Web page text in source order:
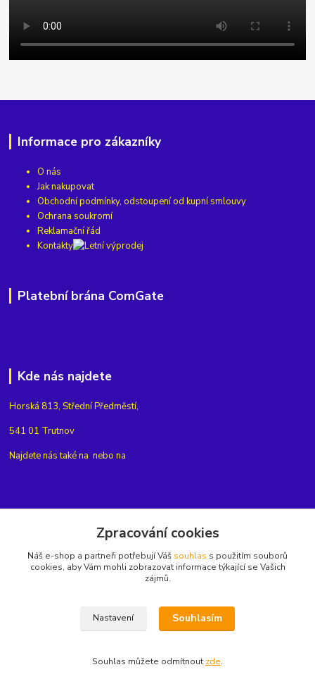
Informace pro zákazníky
O nás
Jak nakupovat
Obchodní podmínky, odstoupení od kupní smlouvy
Ochrana soukromí
Reklamační řád
Kontakty
Platební brána ComGate
Kde nás najdete
Horská 813, Střední Předměstí,
541 01 Trutnov
Najdete nás také na nebo na
+420775654704
Zpracování cookies
Náš e-shop a partneři potřebují Váš souhlas s použitím souborů
cookies, aby Vám mohli zobrazovat informace týkající se Vašich
zájmů.
Nastavení Souhlasím
Souhlas můžete odmítnout zde.